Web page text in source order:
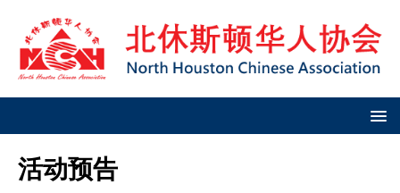
活动预告